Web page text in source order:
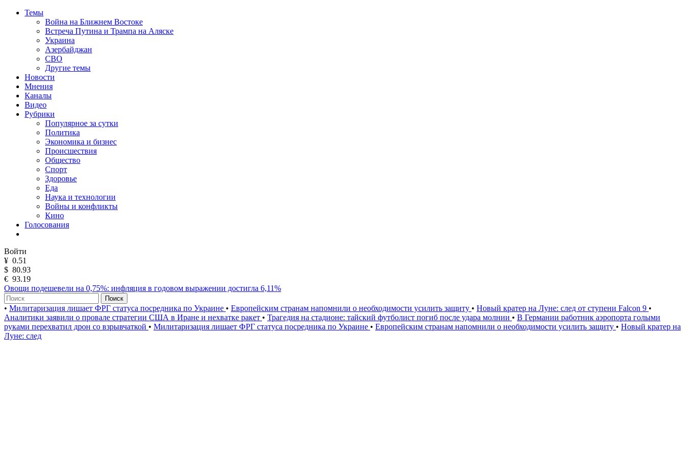
Темы
Война на Ближнем Востоке
Встреча Путина и Трампа на Аляске
Украина
Азербайджан
СВО
Другие темы
Новости
Мнения
Каналы
Видео
Рубрики
Популярное за сутки
Политика
Экономика и бизнес
Происшествия
Общество
Спорт
Здоровье
Еда
Наука и технологии
Войны и конфликты
Кино
Голосования
Войти
¥ 0.51
$ 80.93
€ 93.19
Овощи подешевели на 0,75%: инфляция в годовом выражении достигла 6,11%
Поиск
• Милитаризация лишает ФРГ статуса посредника по Украине • Европейским странам напомнили о необходимости усилить защиту • Новый кратер на Луне: след от ступени Falcon 9 •
Аналитики заявили о провале стратегии США в Иране и нехватке ракет • Трагедия на стадионе: тайский футболист погиб после удара молнии • В Германии работник аэропорта голыми
руками перехватил дрон со взрывчаткой • Милитаризация лишает ФРГ статуса посредника по Украине • Европейским странам напомнили о необходимости усилить защиту • Новый кратер на
Луне: след